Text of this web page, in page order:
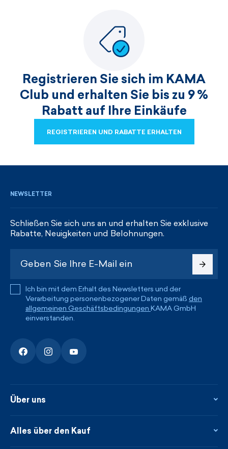
Registrieren Sie sich im KAMA
Club und erhalten Sie bis zu 9 %
Rabatt auf Ihre Einkäufe
REGISTRIEREN UND RABATTE ERHALTEN
NEWSLETTER
Schließen Sie sich uns an und erhalten Sie exklusive
Rabatte, Neuigkeiten und Belohnungen.
Ich bin mit dem Erhalt des Newsletters und der
Verarbeitung personenbezogener Daten gemäß den
allgemeinen Geschäftsbedingungen KAMA GmbH
einverstanden.
Über uns
Kontakte
Alles über den Kauf